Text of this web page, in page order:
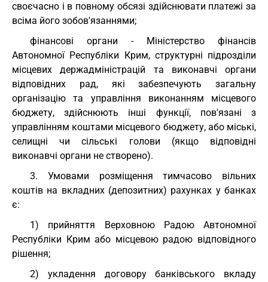
своєчасно і в повному обсязі здійснювати платежі за
всіма його зобов'язаннями;
фінансові органи - Міністерство фінансів
Автономної Республіки Крим, структурні підрозділи
місцевих держадміністрацій та виконавчі органи
відповідних рад, які забезпечують загальну
організацію та управління виконанням місцевого
бюджету, здійснюють інші функції, пов'язані з
управлінням коштами місцевого бюджету, або міські,
селищні чи сільські голови (якщо відповідні
виконавчі органи не створено).
3. Умовами розміщення тимчасово вільних
коштів на вкладних (депозитних) рахунках у банках
є:
1) прийняття Верховною Радою Автономної
Республіки Крим або місцевою радою відповідного
рішення;
2) укладення договору банківського вкладу